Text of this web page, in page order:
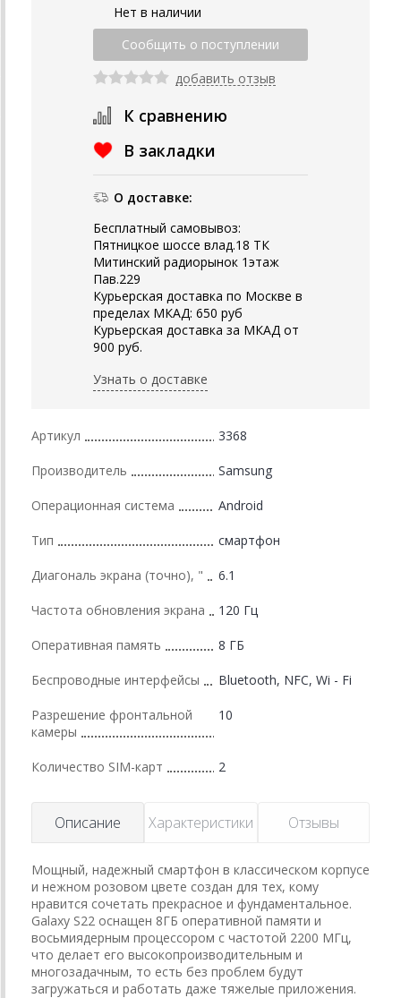
Нет в наличии
добавить отзыв
К сравнению
В закладки
О доставке:
Бесплатный самовывоз:
Пятницкое шоссе влад.18 ТК
Митинский радиорынок 1этаж
Пав.229
Курьерская доставка по Москве в
пределах МКАД: 650 руб
Курьерская доставка за МКАД от
900 руб.
Узнать о доставке
Артикул 3368
Производитель Samsung
Операционная система Android
Тип смартфон
Диагональ экрана (точно), " 6.1
Частота обновления экрана 120 Гц
Оперативная память 8 ГБ
Беспроводные интерфейсы Bluetooth, NFC, Wi - Fi
Разрешение фронтальной
камеры
10
Количество SIM-карт 2
Описание Характеристики Отзывы
Мощный, надежный смартфон в классическом корпусе
и нежном розовом цвете создан для тех, кому
нравится сочетать прекрасное и фундаментальное.
Galaxy S22 оснащен 8ГБ оперативной памяти и
восьмиядерным процессором с частотой 2200 МГц,
что делает его высокопроизводительным и
многозадачным, то есть без проблем будут
загружаться и работать даже тяжелые приложения.